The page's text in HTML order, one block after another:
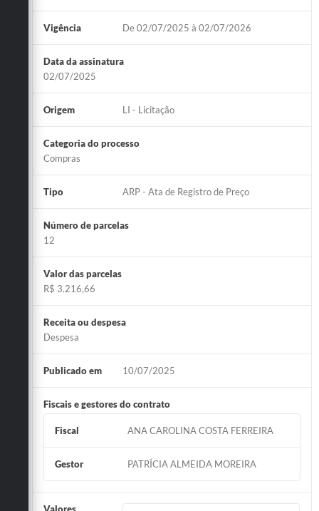
Vigência De 02/07/2025 à 02/07/2026
Data da assinatura
02/07/2025
Origem LI - Licitação
Categoria do processo
Compras
Tipo ARP - Ata de Registro de Preço
Número de parcelas
12
Valor das parcelas
R$ 3.216,66
Receita ou despesa
Despesa
Publicado em 10/07/2025
Fiscais e gestores do contrato
Fiscal ANA CAROLINA COSTA FERREIRA
Gestor PATRÍCIA ALMEIDA MOREIRA